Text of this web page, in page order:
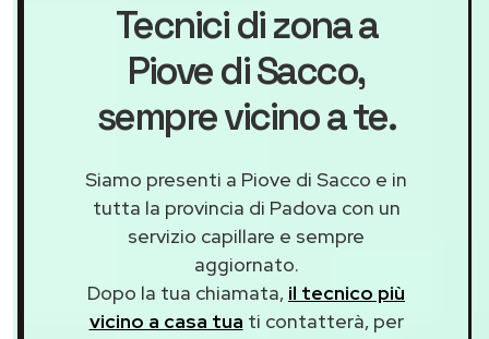
Tecnici di zona a
Piove di Sacco,
sempre vicino a te.
Siamo presenti a Piove di Sacco e in
tutta la provincia di Padova con un
servizio capillare e sempre
aggiornato.
Dopo la tua chiamata, il tecnico più
vicino a casa tua ti contatterà, per